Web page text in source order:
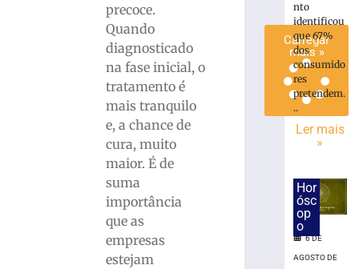
precoce.
Quando
diagnosticado
na fase inicial, o
tratamento é
mais tranquilo
e, a chance de
cura, muito
maior. É de
suma
importância
que as
empresas
estejam
Carregar
mais »
nto
identificou
que 67%
dos
consumido
res
pretendem.
..
Ler mais
»
Hor
ósc
op
o
6 DE
AGOSTO DE